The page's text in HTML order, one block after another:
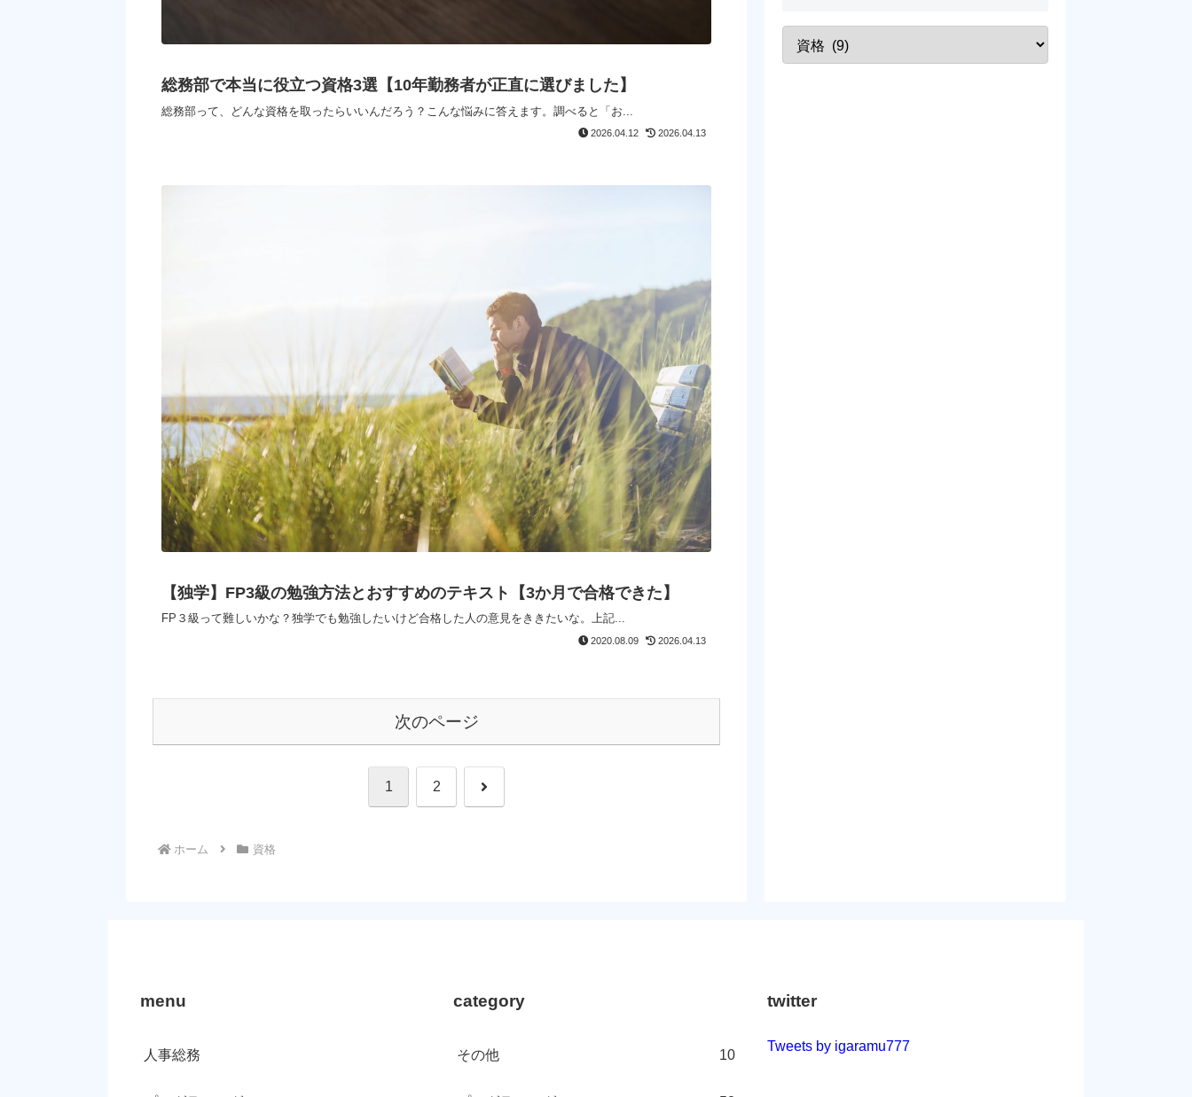
総務部で本当に役立つ資格3選【10年勤務者が正直に選びました】
総務部って、どんな資格を取ったらいいんだろう？こんな悩みに答えます。調べると「お...
2026.04.12 2026.04.13
【独学】FP3級の勉強方法とおすすめのテキスト【3か月で合格できた】
FP３級って難しいかな？独学でも勉強したいけど合格した人の意見をききたいな。上記...
2020.08.09 2026.04.13
次のページ
1 2 次
ホーム 資格
menu
人事総務
category
その他 10
twitter
Tweets by igaramu777